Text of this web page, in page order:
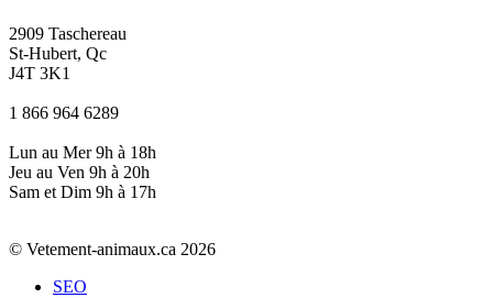
2909 Taschereau
St-Hubert, Qc
J4T 3K1
1 866 964 6289
Lun au Mer 9h à 18h
Jeu au Ven 9h à 20h
Sam et Dim 9h à 17h
© Vetement-animaux.ca 2026
SEO